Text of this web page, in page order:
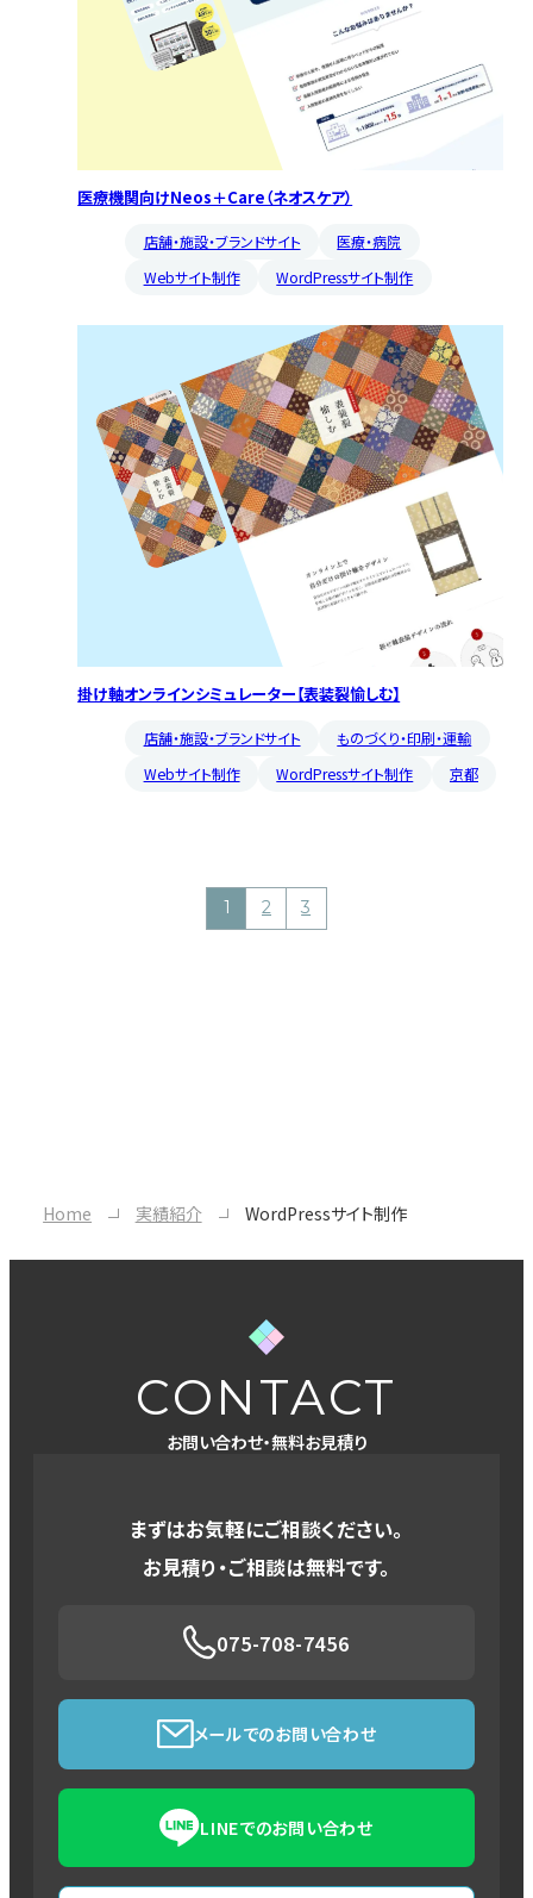
医療機関向けNeos＋Care（ネオスケア）
店舗・施設・ブランドサイト
医療・病院
Webサイト制作
WordPressサイト制作
掛け軸オンラインシミュレーター【表装裂愉しむ】
店舗・施設・ブランドサイト
ものづくり・印刷・運輸
Webサイト制作
WordPressサイト制作 京都
1 2 3
Home 実績紹介 WordPressサイト制作
CONTACT
お問い合わせ・無料お見積り
まずはお気軽にご相談ください。
お見積り・ご相談は無料です。
075-708-7456
メールでのお問い合わせ
LINEでのお問い合わせ